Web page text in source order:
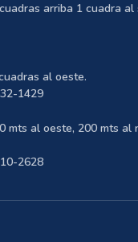
arriba 1 cuadra al
al oeste.
1429
mts al oeste, 200 mts al
2628